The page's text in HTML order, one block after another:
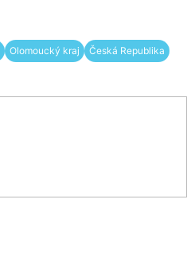
Olomoucký kraj
Česká Republika